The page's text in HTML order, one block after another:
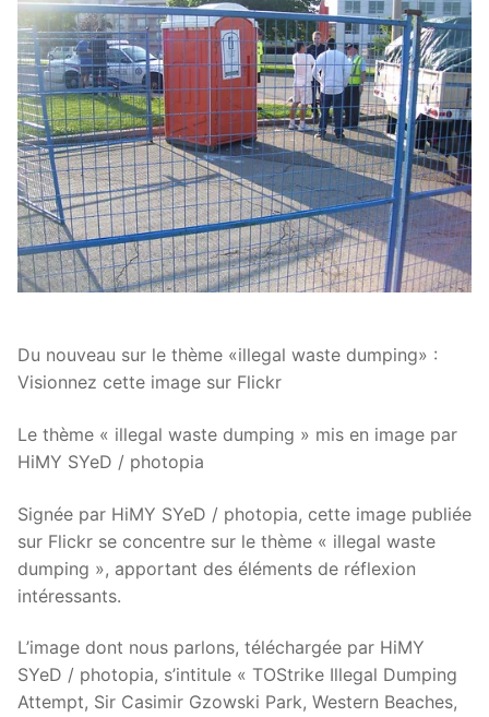
Du nouveau sur le thème «illegal waste dumping» :
Visionnez cette image sur Flickr
Le thème « illegal waste dumping » mis en image par
HiMY SYeD / photopia
Signée par HiMY SYeD / photopia, cette image publiée
sur Flickr se concentre sur le thème « illegal waste
dumping », apportant des éléments de réflexion
intéressants.
L’image dont nous parlons, téléchargée par HiMY
SYeD / photopia, s’intitule « TOStrike Illegal Dumping
Attempt, Sir Casimir Gzowski Park, Western Beaches,